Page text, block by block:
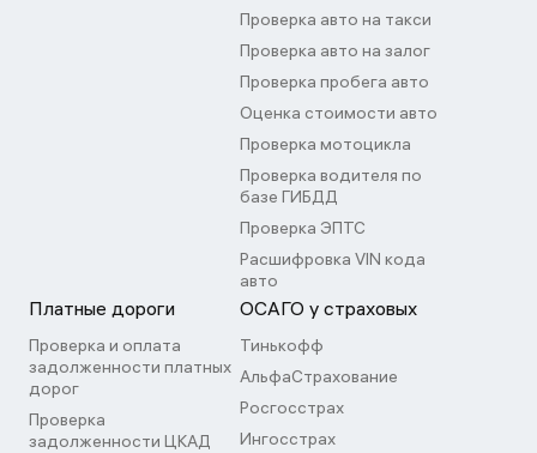
Проверка авто на такси
Проверка авто на залог
Проверка пробега авто
Оценка стоимости авто
Проверка мотоцикла
Проверка водителя по
базе ГИБДД
Проверка ЭПТС
Расшифровка VIN кода
авто
Платные дороги
Проверка и оплата
задолженности платных
дорог
Проверка
задолженности ЦКАД
ОСАГО у страховых
Тинькофф
АльфаСтрахование
Росгосстрах
Ингосстрах